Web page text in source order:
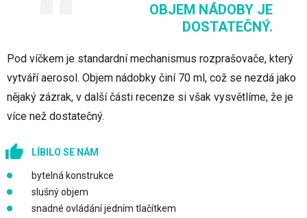
OBJEM NÁDOBY JE
DOSTATEČNÝ.
Pod víčkem je standardní mechanismus rozprašovače, který
vytváří aerosol. Objem nádobky činí 70 ml, což se nezdá jako
nějaký zázrak, v další části recenze si však vysvětlíme, že je
více než dostatečný.
LÍBILO SE NÁM
bytelná konstrukce
slušný objem
snadné ovládání jedním tlačítkem